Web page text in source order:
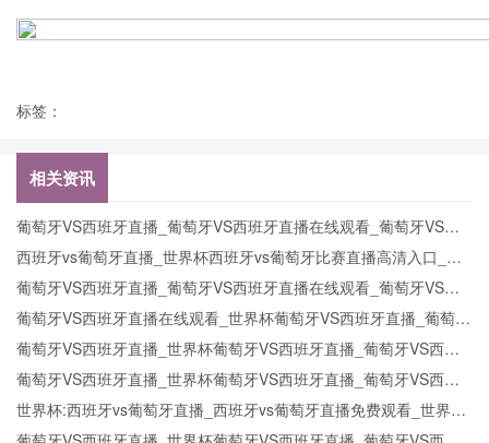
标签：
相关资讯
葡萄牙VS西班牙直播_葡萄牙VS西班牙直播在线观看_葡萄牙VS西
班牙实时全场直播入口
西班牙vs葡萄牙直播_世界杯西班牙vs葡萄牙比赛直播高清入口_西
班牙vs葡萄牙预测分析直播
葡萄牙VS西班牙直播_葡萄牙VS西班牙直播在线观看_葡萄牙VS西
班牙实时全场直播入口
葡萄牙VS西班牙直播在线观看_世界杯葡萄牙VS西班牙直播_葡萄牙
VS西班牙比赛观看直达入口
葡萄牙VS西班牙直播_世界杯葡萄牙VS西班牙直播_葡萄牙VS西班
牙在线高清直播
葡萄牙VS西班牙直播_世界杯葡萄牙VS西班牙直播_葡萄牙VS西班
牙在线高清直播
世界杯:西班牙vs葡萄牙直播_西班牙vs葡萄牙直播免费观看_世界杯